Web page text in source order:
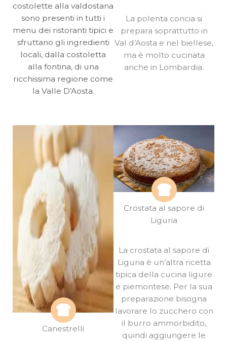
costolette alla valdostana
sono presenti in tutti i
menu dei ristoranti tipici e
sfruttano gli ingredienti
locali, dalla costoletta
alla fontina, di una
ricchissima regione come
la Valle D’Aosta.
La polenta concia si
prepara soprattutto in
Val d’Aosta e nel biellese,
ma è molto cucinata
anche in Lombardia.
Canestrelli
Crostata al sapore di
Liguria
La crostata al sapore di
Liguria è un’altra ricetta
tipica della cucina ligure
e piemontese. Per la sua
preparazione bisogna
lavorare lo zucchero con
il burro ammorbidito,
quindi aggiungere le